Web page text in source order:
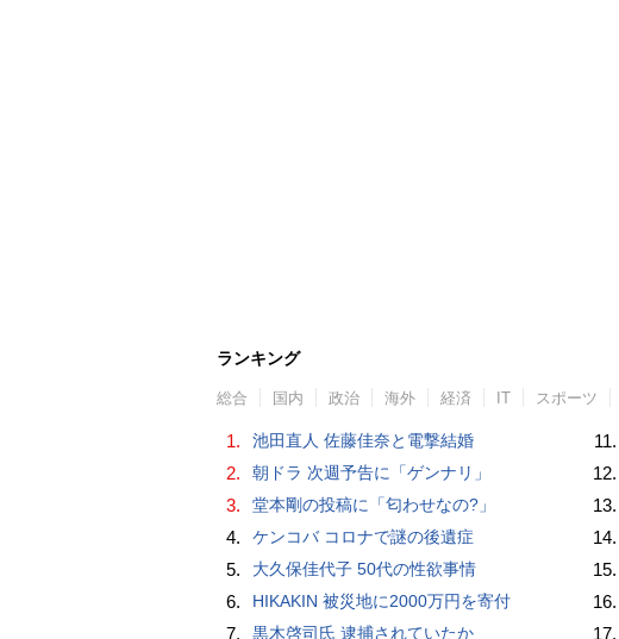
ランキング
総合 国内 政治 海外 経済 IT スポーツ
1. 池田直人 佐藤佳奈と電撃結婚
2. 朝ドラ 次週予告に「ゲンナリ」
3. 堂本剛の投稿に「匂わせなの?」
4. ケンコバ コロナで謎の後遺症
5. 大久保佳代子 50代の性欲事情
6. HIKAKIN 被災地に2000万円を寄付
7. 黒木啓司氏 逮捕されていたか
11.
12.
13.
14.
15.
16.
17.